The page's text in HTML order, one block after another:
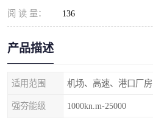
阅 读 量： 136
产品描述
适用范围 机场、高速、港口厂房
强夯能级 1000kn.m-25000